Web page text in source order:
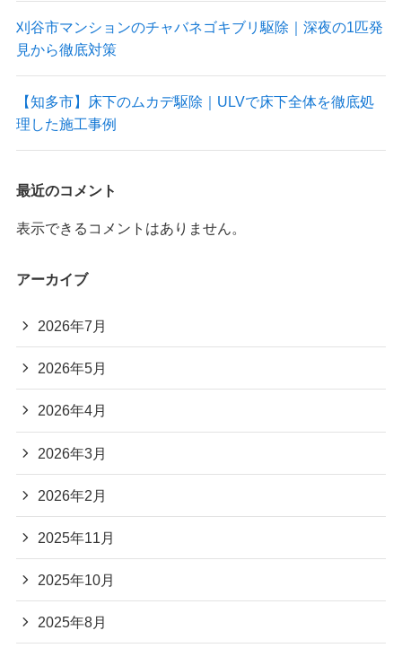
刈谷市マンションのチャバネゴキブリ駆除｜深夜の1匹発
見から徹底対策
【知多市】床下のムカデ駆除｜ULVで床下全体を徹底処
理した施工事例
最近のコメント
表示できるコメントはありません。
アーカイブ
2026年7月
2026年5月
2026年4月
2026年3月
2026年2月
2025年11月
2025年10月
2025年8月